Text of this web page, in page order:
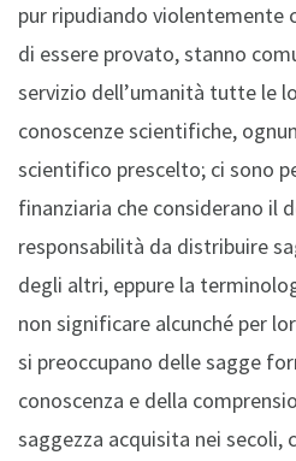
pur ripudiando violentemente
di essere provato, stanno
servizio dell’umanità tutte le
conoscenze scientifiche,
scientifico prescelto; ci sono
finanziaria che considerano il
responsabilità da distribuire
degli altri, eppure la
non significare alcunché per
si preoccupano delle sagge
conoscenza e della
saggezza acquisita nei secoli,